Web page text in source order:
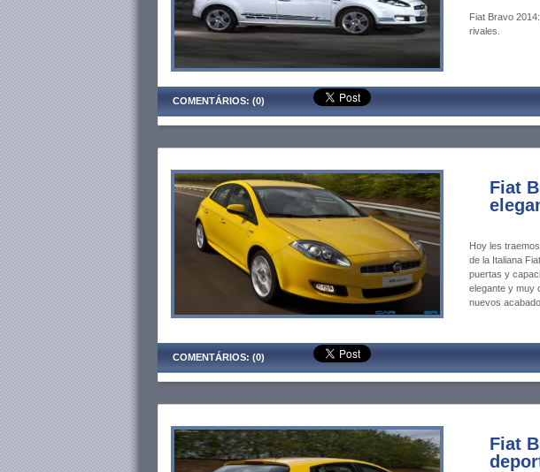
Fiat Bravo
rivales.
COMENTÁRIOS: (0)
Fiat
Hoy les
de la Italiana
puertas y
elegante y muy
nuevos
COMENTÁRIOS: (0)
Fiat